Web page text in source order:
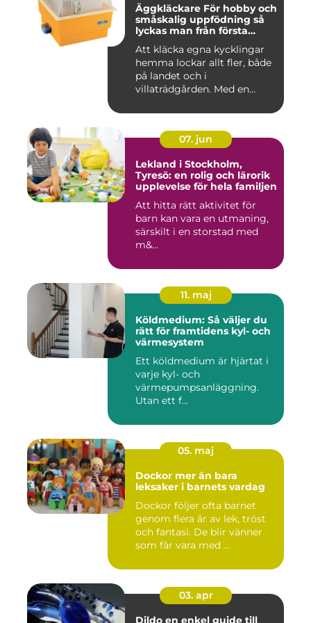
Äggkläckare För hobby och
småskalig uppfödning så
lyckas man från första
Att kläcka egna kycklingar
hemma lockar allt fler, både
på landet och i
villaträdgården. Med en
07. jun
Lekland i Stockholm,
Tyresö: en rolig och lärorik
upplevelse för hela familjen
Att hitta rätt aktivitet för
barn kan vara en utmaning,
särskilt i en storstad med
m&...
11. maj
Köldmedium: Så väljer du
rätt för framtidens kyl- och
värmesystem
Ett köldmedium är hjärtat i
varje kyl- och
värmepumpsanläggning.
Utan ett f...
05. maj
Dockor mer än bara
leksaker i barnets vardag
Dockor följer ofta barnet
genom flera år av lek, tröst
och fantasi. De blir vänner
som får vara med ...
03. apr
Dildo en enkel guide till